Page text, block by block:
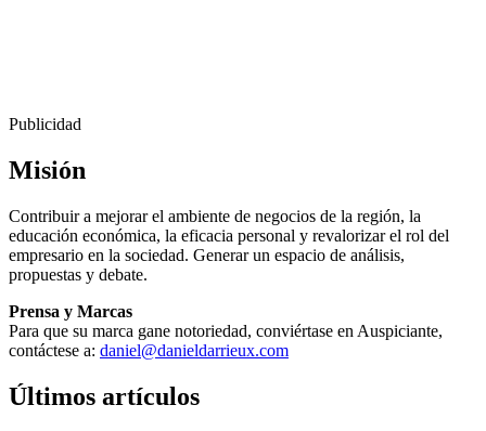
Publicidad
Misión
Contribuir a mejorar el ambiente de negocios de la región, la
educación económica, la eficacia personal y revalorizar el rol del
empresario en la sociedad. Generar un espacio de análisis,
propuestas y debate.
Prensa y Marcas
Para que su marca gane notoriedad, conviértase en Auspiciante,
contáctese a: daniel@danieldarrieux.com
Últimos artículos